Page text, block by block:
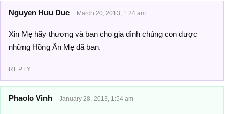
Nguyen Huu Duc March 20, 2013, 1:24 am
Xin Mẹ hãy thương và ban cho gia đình chúng con được
những Hồng Ân Mẹ đã ban.
REPLY
Phaolo Vinh January 28, 2013, 1:54 am